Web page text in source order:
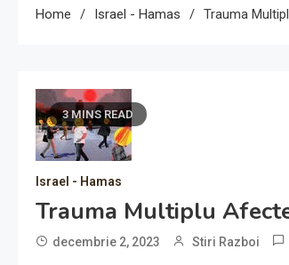
Home Israel - Hamas Trauma
3 MINS READ
Israel - Hamas
Trauma Multiplu
decembrie 2, 2023 Stiri Razboi